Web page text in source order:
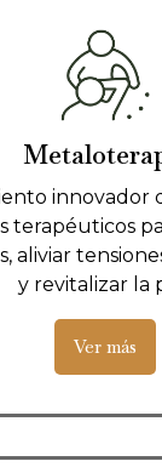
innovador
terapéuticos
aliviar
y revitalizar la
Ver más